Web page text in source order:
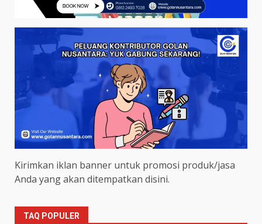
Kirimkan iklan banner untuk promosi produk/jasa
Anda yang akan ditempatkan disini.
TAQ POPULER